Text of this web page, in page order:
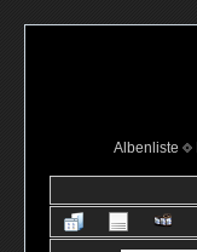
Albenliste